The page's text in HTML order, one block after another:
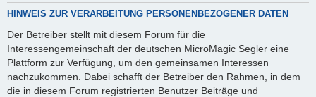
h
e
HINWEIS ZUR VERARBEITUNG PERSONENBEZOGENER DATEN
Der Betreiber stellt mit diesem Forum für die
Interessengemeinschaft der deutschen MicroMagic Segler eine
Plattform zur Verfügung, um den gemeinsamen Interessen
nachzukommen. Dabei schafft der Betreiber den Rahmen, in dem
die in diesem Forum registrierten Benutzer Beiträge und